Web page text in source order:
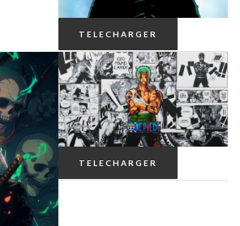
TELECHARGER
TELECHARGER